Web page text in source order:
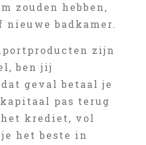
zouden hebben,
badkamer.
zijn
ben jij
geval betaal je
pas terug
krediet, vol
het beste in